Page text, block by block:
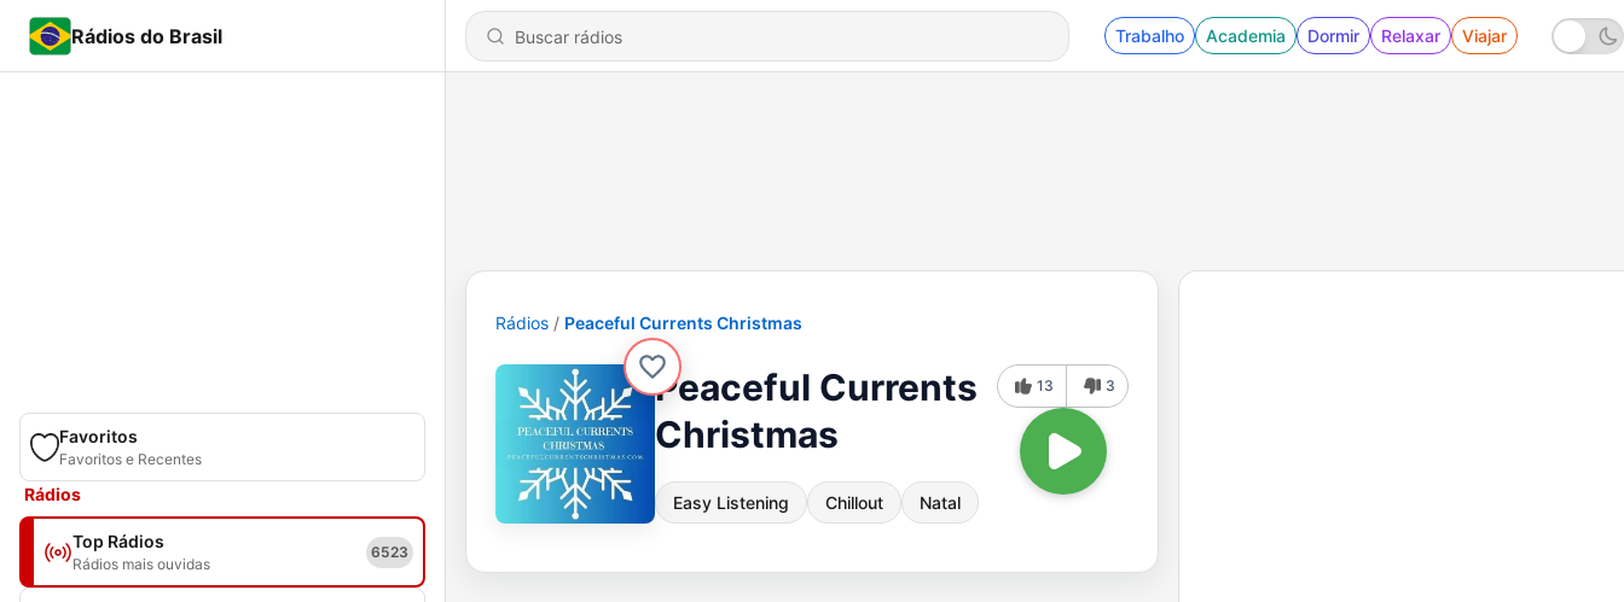
Rádios do Brasil Trabalho Academia Dormir Relaxar Viajar
Favoritos
Favoritos e Recentes
Rádios
Top Rádios
Rádios mais ouvidas
6523
Rádios Peaceful Currents Christmas
Peaceful Currents
Christmas
Easy Listening Chillout Natal
13 3